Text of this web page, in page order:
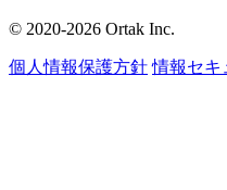
© 2020-2026 Ortak Inc.
個人情報保護方針 情報セキ